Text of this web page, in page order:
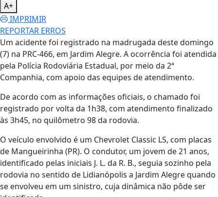
A+
IMPRIMIR
REPORTAR ERROS
Um acidente foi registrado na madrugada deste domingo
(7) na PRC-466, em Jardim Alegre. A ocorrência foi atendida
pela Polícia Rodoviária Estadual, por meio da 2ª
Companhia, com apoio das equipes de atendimento.
De acordo com as informações oficiais, o chamado foi
registrado por volta da 1h38, com atendimento finalizado
às 3h45, no quilômetro 98 da rodovia.
O veículo envolvido é um Chevrolet Classic LS, com placas
de Mangueirinha (PR). O condutor, um jovem de 21 anos,
identificado pelas iniciais J. L. da R. B., seguia sozinho pela
rodovia no sentido de Lidianópolis a Jardim Alegre quando
se envolveu em um sinistro, cuja dinâmica não pôde ser